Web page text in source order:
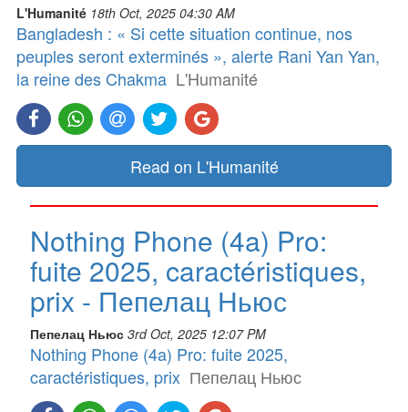
L'Humanité 18th Oct, 2025 04:30 AM
Bangladesh : « Si cette situation continue, nos
peuples seront exterminés », alerte Rani Yan Yan,
la reine des Chakma L'Humanité
Read on L'Humanité
Nothing Phone (4a) Pro:
fuite 2025, caractéristiques,
prix - Пепелац Ньюс
Пепелац Ньюс 3rd Oct, 2025 12:07 PM
Nothing Phone (4a) Pro: fuite 2025,
caractéristiques, prix Пепелац Ньюс